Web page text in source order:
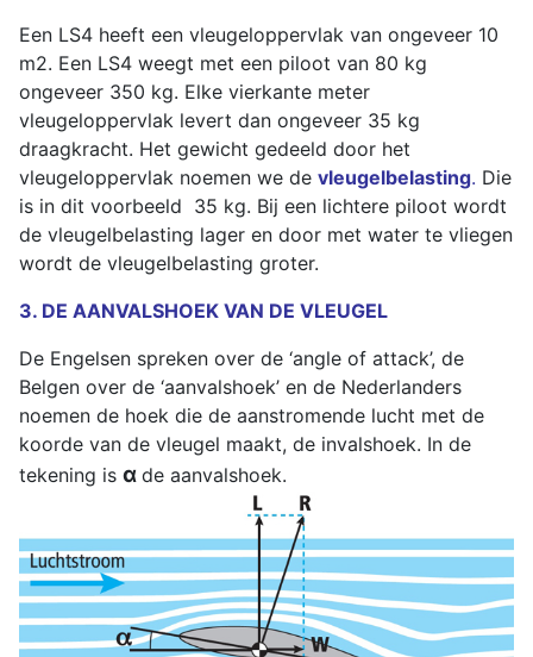
Een LS4 heeft een vleugeloppervlak van ongeveer 10
m2. Een LS4 weegt met een piloot van 80 kg
ongeveer 350 kg. Elke vierkante meter
vleugeloppervlak levert dan ongeveer 35 kg
draagkracht. Het gewicht gedeeld door het
vleugeloppervlak noemen we de vleugelbelasting. Die
is in dit voorbeeld 35 kg. Bij een lichtere piloot wordt
de vleugelbelasting lager en door met water te vliegen
wordt de vleugelbelasting groter.
3. DE AANVALSHOEK VAN DE VLEUGEL
De Engelsen spreken over de ‘angle of attack’, de
Belgen over de ‘aanvalshoek’ en de Nederlanders
noemen de hoek die de aanstromende lucht met de
koorde van de vleugel maakt, de invalshoek. In de
tekening is­ α de aanvalshoek.